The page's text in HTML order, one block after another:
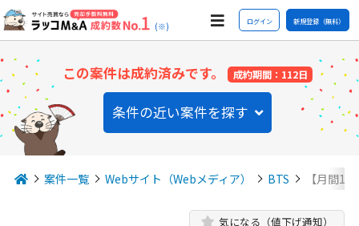
(※) ログイン 新規登録（無料）
この案件は成約済みです。 成約期間：112日
条件の近い案件を探す
案件一覧 Webサイト（Webメディア） BTS 【月間
気になる（値下げ通知）